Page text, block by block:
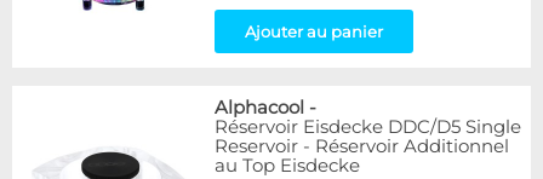
Ajouter au panier
Alphacool -
Réservoir Eisdecke DDC/D5 Single
Reservoir - Réservoir Additionnel
au Top Eisdecke